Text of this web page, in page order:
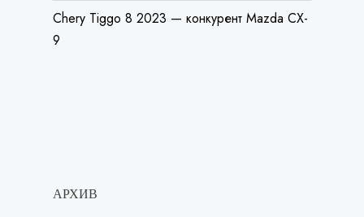
Chery Tiggo 8 2023 — конкурент Mazda CX-
9
АРХИВ